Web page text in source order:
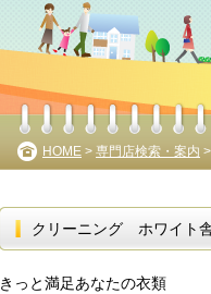
HOME > 専門店検索・案内
クリーニング ホワイト
きっと満足あなたの衣類